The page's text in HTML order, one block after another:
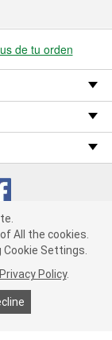
you consent
Cookie Settings.
Privacy Policy.
de tu orden
(3) cv1361
de suministro
All the cookies.
Settings.
Privacy Policy.